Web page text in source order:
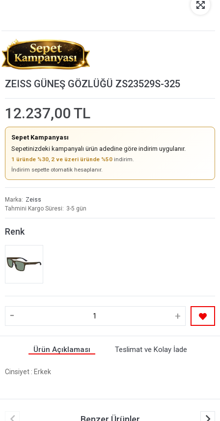
ZEISS GÜNEŞ GÖZLÜĞÜ ZS23529S-325
12.237,00 TL
Sepet Kampanyası
Sepetinizdeki kampanyalı ürün adedine göre indirim uygulanır.
1 üründe %30, 2 ve üzeri üründe %50 indirim.
İndirim sepette otomatik hesaplanır.
Marka
Zeiss
Tahmini Kargo Süresi
3-5 gün
Renk
- +
Ürün Açıklaması Teslimat ve Kolay İade
Cinsiyet : Erkek